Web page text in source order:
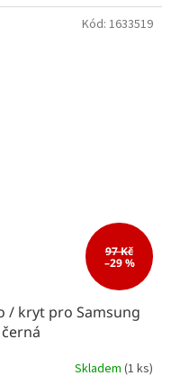
97 Kč
–29 %
/ kryt pro Samsung
Skladem (1 ks)
Kód: 1633519